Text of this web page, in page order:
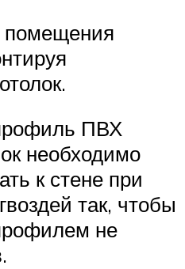
помещения
ПВХ
необходимо
к стене при
так, чтобы
не